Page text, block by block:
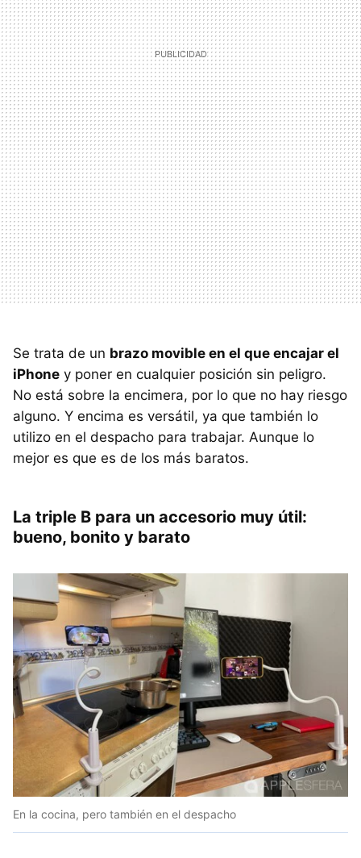
Se trata de un brazo movible en el que encajar el
iPhone y poner en cualquier posición sin peligro.
No está sobre la encimera, por lo que no hay riesgo
alguno. Y encima es versátil, ya que también lo
utilizo en el despacho para trabajar. Aunque lo
mejor es que es de los más baratos.
La triple B para un accesorio muy útil:
bueno, bonito y barato
En la cocina, pero también en el despacho